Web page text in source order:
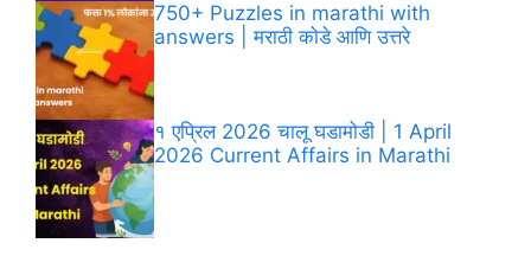
750+ Puzzles in marathi with
answers | मराठी कोडे आणि उत्तरे
१ एप्रिल 2026 चालू घडामोडी | 1 April
2026 Current Affairs in Marathi